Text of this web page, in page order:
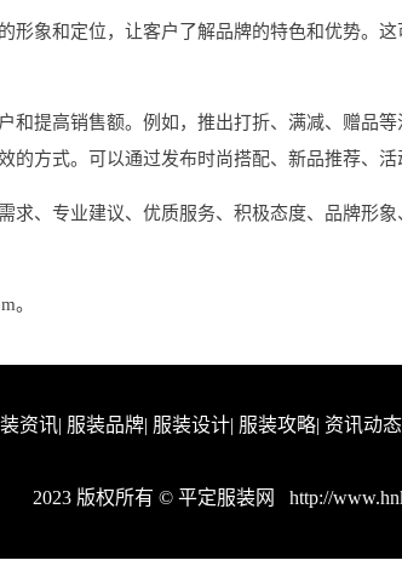
形象和定位，让客户了解品牌的特色和优势。
和提高销售额。例如，推出打折、满减、赠品
的方式。可以通过发布时尚搭配、新品推荐、活
求、专业建议、优质服务、积极态度、品牌形
。
资讯| 服装品牌| 服装设计| 服装攻略| 资讯动态
2023 版权所有 © 平定服装网 http://